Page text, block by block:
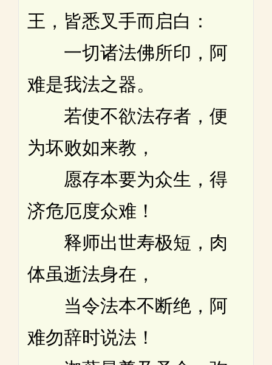
王，皆悉叉手而启白：
一切诸法佛所印，阿
难是我法之器。
若使不欲法存者，便
为坏败如来教，
愿存本要为众生，得
济危厄度众难！
释师出世寿极短，肉
体虽逝法身在，
当令法本不断绝，阿
难勿辞时说法！